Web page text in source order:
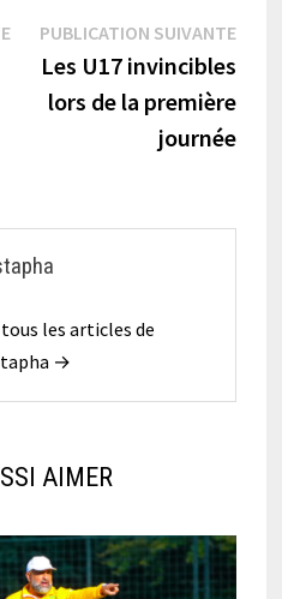
Publication
précédente :
PUBLICATION SUIVANTE
Les U17 invincibles
lors de la première
journée
les articles de
→
AIMER